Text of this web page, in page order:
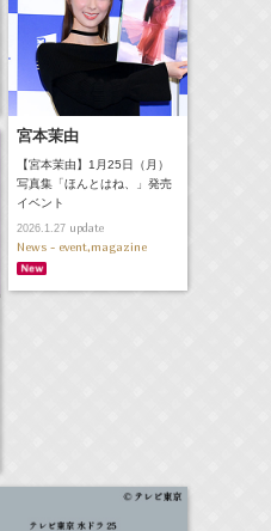
宮本茉由
【宮本茉由】1月25日（月）
写真集「ほんとはね、」発売
イベント
2026.1.27update
News - event,magazine